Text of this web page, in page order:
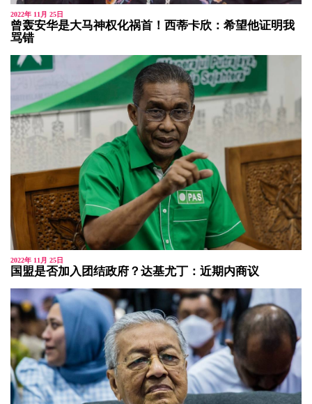
2022年 11月 25日
曾轰安华是大马神权化祸首！西蒂卡欣：希望他证明我
骂错
2022年 11月 25日
国盟是否加入团结政府？达基尤丁：近期内商议